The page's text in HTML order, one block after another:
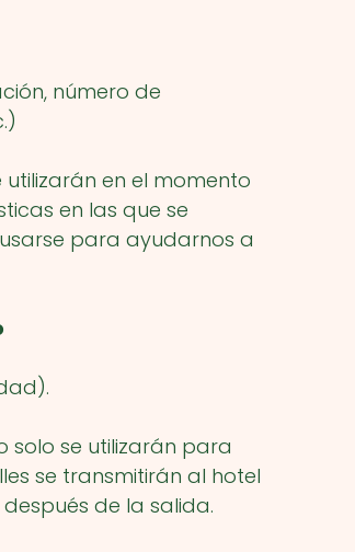
número de
utilizarán en el momento
en las que se
para ayudarnos a
solo se utilizarán para
se transmitirán al hotel
de la salida.